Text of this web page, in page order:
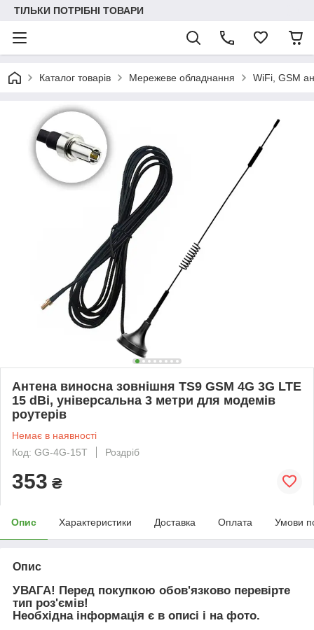
ТІЛЬКИ ПОТРІБНІ ТОВАРИ
Каталог товарів Мережеве обладнання WiFi, GSM
Антена виносна зовнішня TS9 GSM 4G 3G LTE
15 dBi, універсальна 3 метри для модемів
роутерів
Немає в наявності
Код: GG-4G-15T
Роздріб
353 ₴
Опис Характеристики Доставка Оплата Умови
Опис
УВАГА! Перед покупкою обов'язково перевірте
тип роз'ємів!
Необхідна інформація є в описі і на фото.